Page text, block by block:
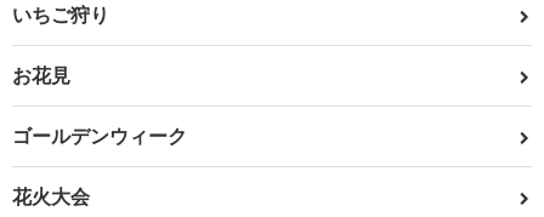
いちご狩り
お花見
ゴールデンウィーク
花火大会